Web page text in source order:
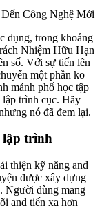
dụng, trong khoảng
Nhiệm Hữu Hạn
số. Với sự tiến lên
một phần ko
mảnh phố học tập
lập trình cục. Hãy
nó đã đem lại.
lập trình
thiện kỹ năng and
được xây dựng
Người dùng mang
and tiến xa hơn